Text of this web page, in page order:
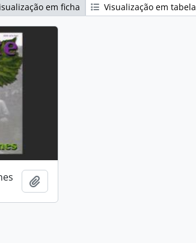
em ficha Visualização em tabela